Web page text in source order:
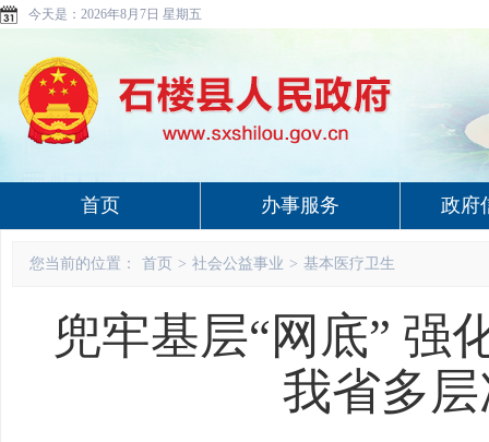
今天是： 2026年8月7日 星期五
首页 办事服务 政府
您当前的位置： 首页 > 社会公益事业 > 基本医疗卫生
兜牢基层“网底” 强
我省多